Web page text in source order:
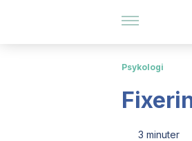
Psykologi
3 minuter